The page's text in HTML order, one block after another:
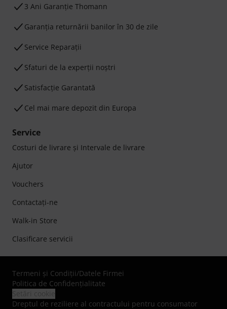
3 Ani Garanție Thomann
Garanţia returnării banilor în 30 de zile
Service Reparații
Sfaturi de la experții noștri
Satisfacție Garantată
Cel mai mare depozit din Europa
Service
Costuri de livrare şi Intervale de livrare
Ajutor
Vouchers
Contactaţi-ne
Walk-in Store
Clasificare servicii
Termeni şi Condiţii/Datele Firmei
Politica de Confidenţialitate
Dreptul de reziliere al contractului pentru consumator